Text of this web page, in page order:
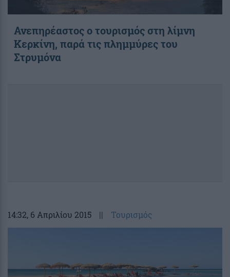
Ανεπηρέαστος ο τουρισμός στη λίμνη
Κερκίνη, παρά τις πλημμύρες του
Στρυμόνα
14:32, 6 Απριλίου 2015 || Τουρισμός